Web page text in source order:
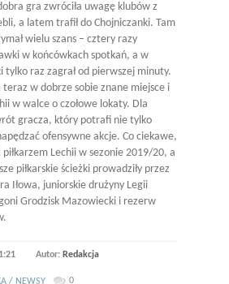
gra zwróciła uwagę klubów z
a latem trafił do Chojniczanki. Tam
wielu szans – cztery razy
w końcówkach spotkań, a w
tylko raz zagrał od pierwszej minuty.
teraz w dobrze sobie znane miejsce i
w walce o czołowe lokaty. Dla
gracza, który potrafi nie tylko
ofensywne akcje. Co ciekawe,
piłkarzem Lechii w sezonie 2019/20, a
piłkarskie ścieżki prowadziły przez
Iłowa, juniorskie drużyny Legii
Grodzisk Mazowiecki i rezerw
Autor: Redakcja
/ NEWSY 0